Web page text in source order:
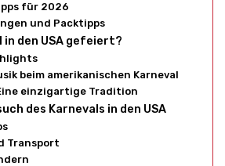
für 2026
und Packtipps
in den USA gefeiert?
beim amerikanischen Karneval
einzigartige Tradition
des Karnevals in den USA
Transport